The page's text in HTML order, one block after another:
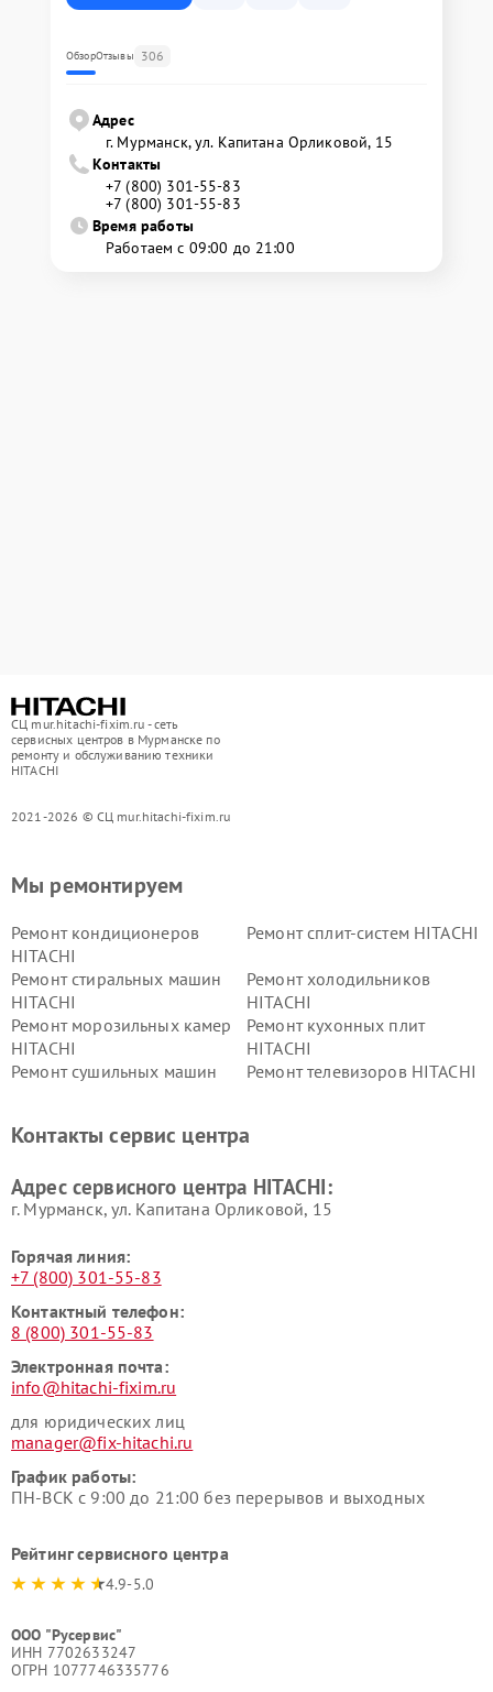
ОбзорОтзывы 306
Адрес
г. Мурманск, ул. Капитана Орликовой, 15
Контакты
+7 (800) 301-55-83
+7 (800) 301-55-83
Время работы
Работаем с 09:00 до 21:00
СЦ mur.hitachi-fixim.ru - сеть
сервисных центров в Мурманске по
ремонту и обслуживанию техники
HITACHI
2021-2026 © СЦ mur.hitachi-fixim.ru
Мы ремонтируем
Ремонт кондиционеров
HITACHI
Ремонт сплит-систем HITACHI
Ремонт стиральных машин
HITACHI
Ремонт холодильников
HITACHI
Ремонт морозильных камер
HITACHI
Ремонт кухонных плит
HITACHI
Ремонт сушильных машин
Ремонт телевизоров HITACHI
данных HITACHI
HITACHI
HITACHI
HITACHI
Контакты сервис центра
Адрес сервисного центра HITACHI:
г. Мурманск, ул. Капитана Орликовой, 15
Горячая линия:
+7 (800) 301-55-83
Контактный телефон:
8 (800) 301-55-83
Электронная почта:
info@hitachi-fixim.ru
для юридических лиц
manager@fix-hitachi.ru
График работы:
ПН-ВСК с 9:00 до 21:00 без перерывов и выходных
Рейтинг сервисного центра
4.9-5.0
ООО "Русервис"
ИНН 7702633247
ОГРН 1077746335776